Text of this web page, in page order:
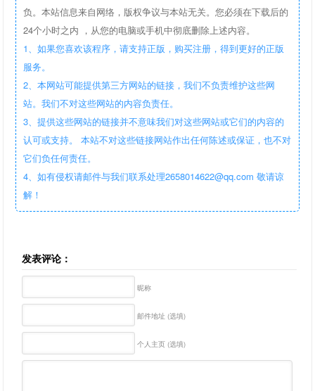
负。本站信息来自网络，版权争议与本站无关。您必须在下载后的
24个小时之内 ，从您的电脑或手机中彻底删除上述内容。
1、如果您喜欢该程序，请支持正版，购买注册，得到更好的正版
服务。
2、本网站可能提供第三方网站的链接，我们不负责维护这些网
站。我们不对这些网站的内容负责任。
3、提供这些网站的链接并不意味我们对这些网站或它们的内容的
认可或支持。 本站不对这些链接网站作出任何陈述或保证，也不对
它们负任何责任。
4、如有侵权请邮件与我们联系处理2658014622@qq.com 敬请谅
解！
发表评论：
昵称
邮件地址 (选填)
个人主页 (选填)